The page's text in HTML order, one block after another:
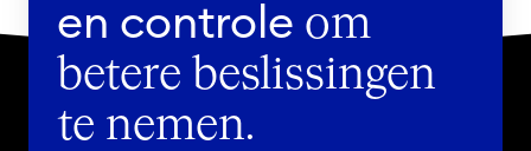
en controle om
betere beslissingen
te nemen.